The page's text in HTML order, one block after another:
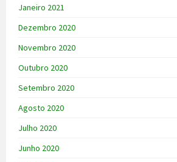
Janeiro 2021
Dezembro 2020
Novembro 2020
Outubro 2020
Setembro 2020
Agosto 2020
Julho 2020
Junho 2020